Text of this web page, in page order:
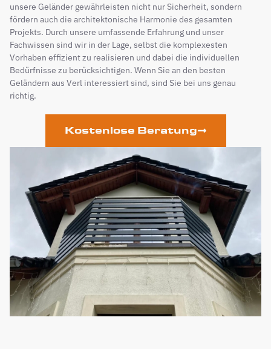
unsere Geländer gewährleisten nicht nur Sicherheit, sondern
fördern auch die architektonische Harmonie des gesamten
Projekts. Durch unsere umfassende Erfahrung und unser
Fachwissen sind wir in der Lage, selbst die komplexesten
Vorhaben effizient zu realisieren und dabei die individuellen
Bedürfnisse zu berücksichtigen. Wenn Sie an den besten
Geländern aus Verl interessiert sind, sind Sie bei uns genau
richtig.
Kostenlose Beratung